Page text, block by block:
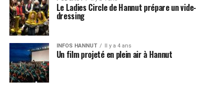
Le Ladies Circle de Hannut prépare un vide-
dressing
INFOS HANNUT Il y a 4 ans
Un film projeté en plein air à Hannut